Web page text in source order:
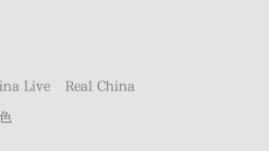
Live Real China